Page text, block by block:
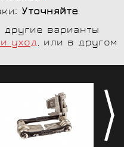
Уточняйте
варианты
уход, или в другом